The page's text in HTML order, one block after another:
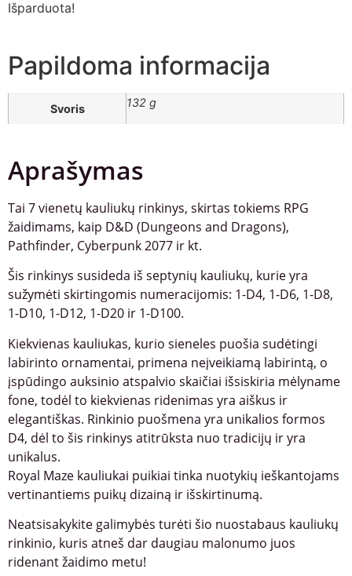
Išparduota!
Papildoma informacija
Svoris 132 g
Aprašymas
Tai 7 vienetų kauliukų rinkinys, skirtas tokiems RPG
žaidimams, kaip D&D (Dungeons and Dragons),
Pathfinder, Cyberpunk 2077 ir kt.
Šis rinkinys susideda iš septynių kauliukų, kurie yra
sužymėti skirtingomis numeracijomis: 1-D4, 1-D6, 1-D8,
1-D10, 1-D12, 1-D20 ir 1-D100.
Kiekvienas kauliukas, kurio sieneles puošia sudėtingi
labirinto ornamentai, primena neįveikiamą labirintą, o
įspūdingo auksinio atspalvio skaičiai išsiskiria mėlyname
fone, todėl to kiekvienas ridenimas yra aiškus ir
elegantiškas. Rinkinio puošmena yra unikalios formos
D4, dėl to šis rinkinys atitrūksta nuo tradicijų ir yra
unikalus.
Royal Maze kauliukai puikiai tinka nuotykių ieškantojams
vertinantiems puikų dizainą ir išskirtinumą.
Neatsisakykite galimybės turėti šio nuostabaus kauliukų
rinkinio, kuris atneš dar daugiau malonumo juos
ridenant žaidimo metu!